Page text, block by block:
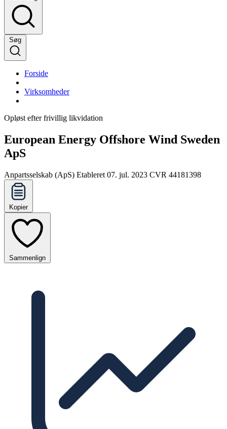
Søg
Forside
Virksomheder
Opløst efter frivillig likvidation
European Energy Offshore Wind Sweden
ApS
Anpartsselskab (ApS) Etableret 07. jul. 2023 CVR 44181398
Kopier
Sammenlign